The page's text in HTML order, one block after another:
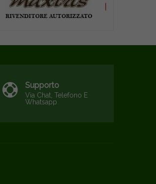
Supporto
Via Chat, Telefono E
Whatsapp